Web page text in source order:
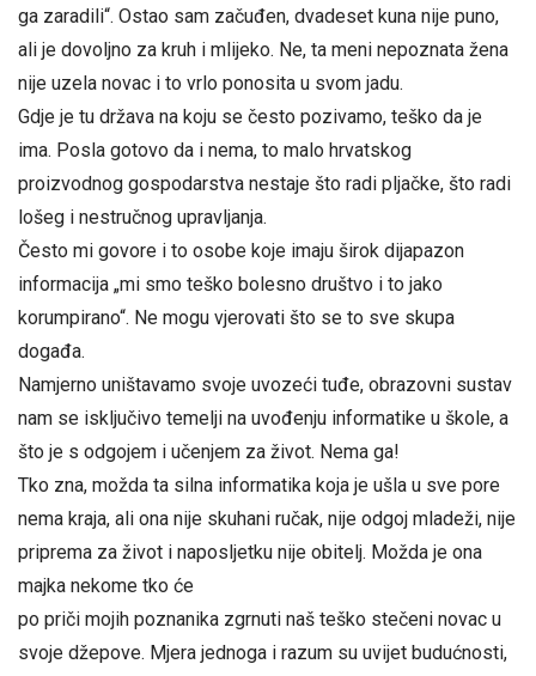
ga zaradili“. Ostao sam začuđen, dvadeset kuna nije puno,
ali je dovoljno za kruh i mlijeko. Ne, ta meni nepoznata žena
nije uzela novac i to vrlo ponosita u svom jadu.
Gdje je tu država na koju se često pozivamo, teško da je
ima. Posla gotovo da i nema, to malo hrvatskog
proizvodnog gospodarstva nestaje što radi pljačke, što radi
lošeg i nestručnog upravljanja.
Često mi govore i to osobe koje imaju širok dijapazon
informacija „mi smo teško bolesno društvo i to jako
korumpirano“. Ne mogu vjerovati što se to sve skupa
događa.
Namjerno uništavamo svoje uvozeći tuđe, obrazovni sustav
nam se isključivo temelji na uvođenju informatike u škole, a
što je s odgojem i učenjem za život. Nema ga!
Tko zna, možda ta silna informatika koja je ušla u sve pore
nema kraja, ali ona nije skuhani ručak, nije odgoj mladeži, nije
priprema za život i naposljetku nije obitelj. Možda je ona
majka nekome tko će
po priči mojih poznanika zgrnuti naš teško stečeni novac u
svoje džepove. Mjera jednoga i razum su uvijet budućnosti,